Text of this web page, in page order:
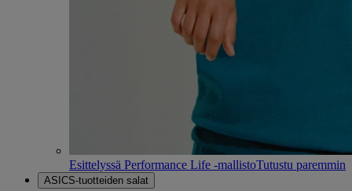
Esittelyssä Performance Life -mallistoTutustu paremmin
ASICS-tuotteiden salat